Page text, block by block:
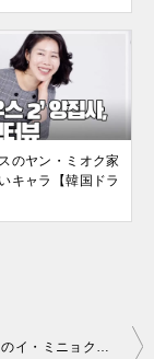
のヤン・ミオク家
キャラ【韓国ドラ
ペントハウスのイ・ミニョクは能力が高い？【韓国ドラマ】